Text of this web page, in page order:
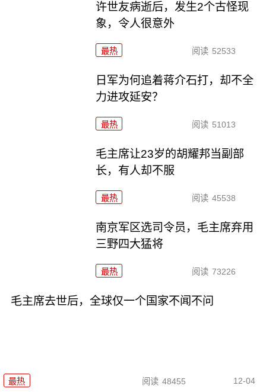
许世友病逝后，发生2个古怪现
象，令人很意外
最热 阅读 52533
日军为何追着蒋介石打，却不全
力进攻延安？
最热 阅读 51013
毛主席让23岁的胡耀邦当副部
长，有人却不服
最热 阅读 45538
南京军区选司令员，毛主席弃用
三野四大猛将
最热 阅读 73226
毛主席去世后，全球仅一个国家不闻不问
最热 阅读 48455 12-04